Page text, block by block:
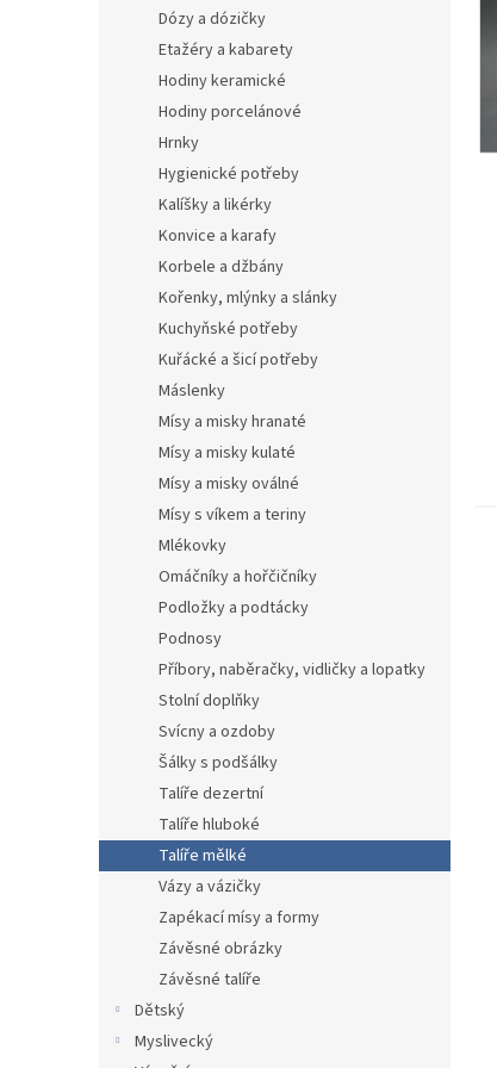
Dózy a dózičky
Etažéry a kabarety
Hodiny keramické
Hodiny porcelánové
Hrnky
Hygienické potřeby
Kalíšky a likérky
Konvice a karafy
Korbele a džbány
Kořenky, mlýnky a slánky
Kuchyňské potřeby
Kuřácké a šicí potřeby
Máslenky
Mísy a misky hranaté
Mísy a misky kulaté
Mísy a misky oválné
Mísy s víkem a teriny
Mlékovky
Omáčníky a hořčičníky
Podložky a podtácky
Podnosy
Příbory, naběračky, vidličky a lopatky
Stolní doplňky
Svícny a ozdoby
Šálky s podšálky
Talíře dezertní
Talíře hluboké
Talíře mělké
Vázy a vázičky
Zapékací mísy a formy
Závěsné obrázky
Závěsné talíře
Dětský
Myslivecký